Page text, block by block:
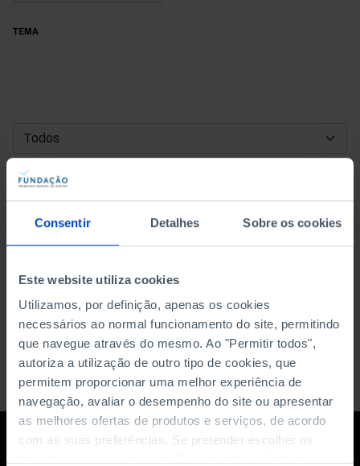
Consentir Detalhes Sobre os cookies
Este website utiliza cookies
Utilizamos, por definição, apenas os cookies
necessários ao normal funcionamento do site, permitindo
que navegue através do mesmo. Ao "Permitir todos",
autoriza a utilização de outro tipo de cookies, que
permitem proporcionar uma melhor experiência de
navegação, avaliar o desempenho do site ou apresentar
as melhores ofertas de produtos e serviços, de acordo
com as suas preferências. Se pretender escolher os
TEMA
DATA DE INÍCIO
DATA DE FIM